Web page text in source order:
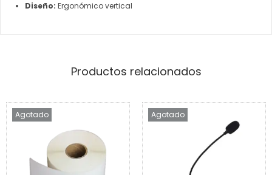
Diseño: Ergonómico vertical
Productos relacionados
Agotado Agotado